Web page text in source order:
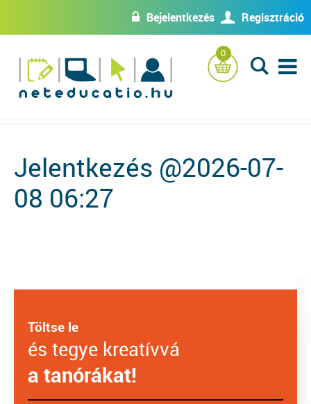
w Bejelentkezés U Regisztráció
0
L
Jelentkezés @2026-07-
08 06:27
Töltse le
és tegye kreatívvá
a tanórákat!